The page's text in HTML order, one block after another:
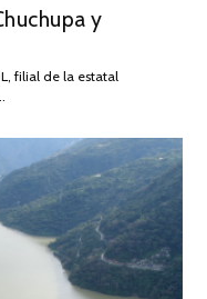
y
filial de la estatal